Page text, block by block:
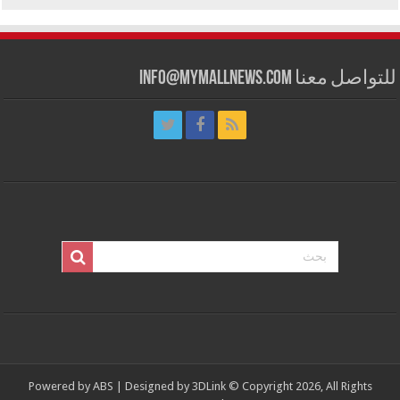
للتواصل معنا info@mymallnews.com
Powered by ABS | Designed by 3DLink© Copyright 2026, All Rights